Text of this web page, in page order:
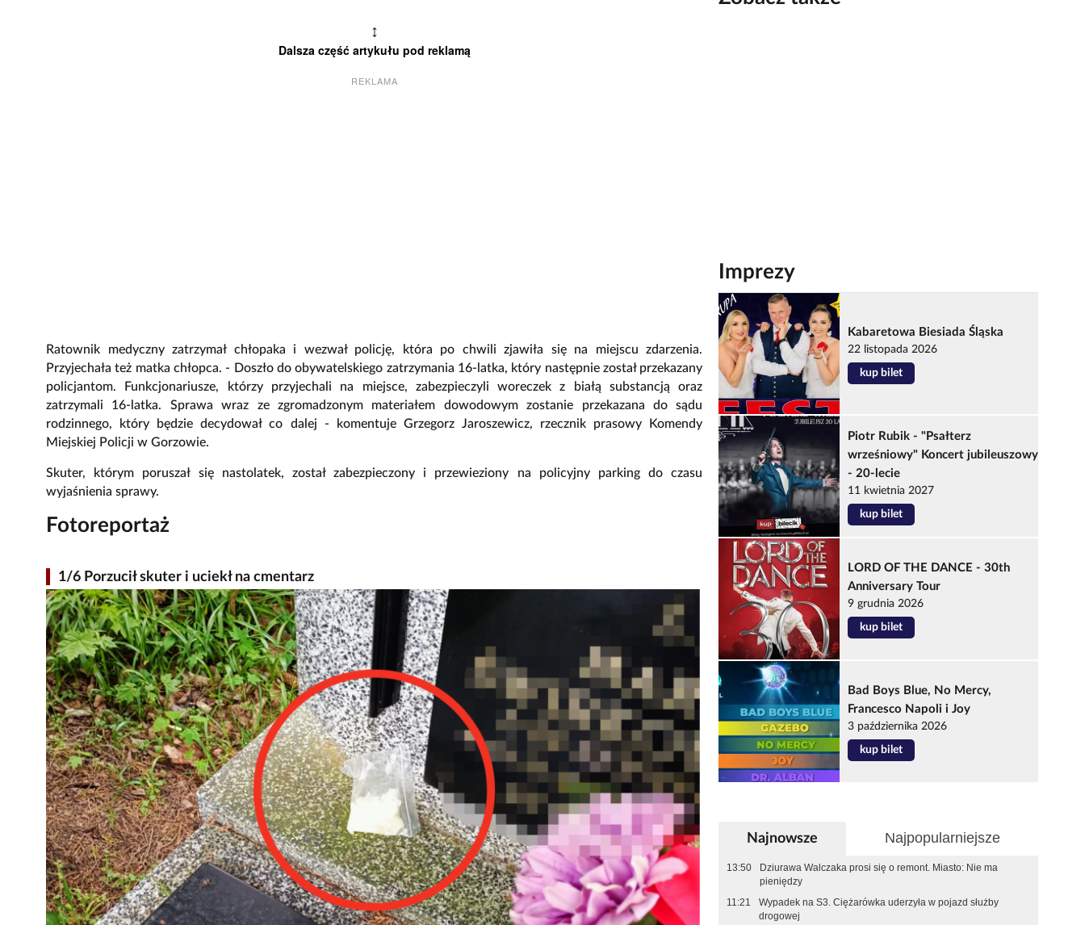
↕
Dalsza część artykułu pod reklamą
REKLAMA
Ratownik medyczny zatrzymał chłopaka i wezwał policję, która po chwili zjawiła się na miejscu zdarzenia.
Przyjechała też matka chłopca. - Doszło do obywatelskiego zatrzymania 16-latka, który następnie został przekazany
policjantom. Funkcjonariusze, którzy przyjechali na miejsce, zabezpieczyli woreczek z białą substancją oraz
zatrzymali 16-latka. Sprawa wraz ze zgromadzonym materiałem dowodowym zostanie przekazana do sądu
rodzinnego, który będzie decydował co dalej - komentuje Grzegorz Jaroszewicz, rzecznik prasowy Komendy
Miejskiej Policji w Gorzowie.
Skuter, którym poruszał się nastolatek, został zabezpieczony i przewieziony na policyjny parking do czasu
wyjaśnienia sprawy.
Fotoreportaż
1/6 Porzucił skuter i uciekł na cmentarz
Imprezy
Kabaretowa Biesiada Śląska
22 listopada 2026
kup bilet
Piotr Rubik - "Psałterz
wrześniowy" Koncert jubileuszowy
- 20-lecie
11 kwietnia 2027
kup bilet
LORD OF THE DANCE - 30th
Anniversary Tour
9 grudnia 2026
kup bilet
Bad Boys Blue, No Mercy,
Francesco Napoli i Joy
3 października 2026
kup bilet
Najnowsze Najpopularniejsze
13:50
Dziurawa Walczaka prosi się o remont. Miasto: Nie ma
pieniędzy
11:21
Wypadek na S3. Ciężarówka uderzyła w pojazd służby
drogowej